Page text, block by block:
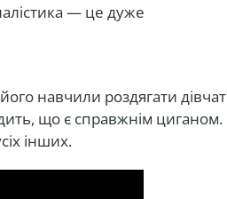
— це дуже
навчили роздягати дівчат
що є справжнім циганом.
інших.